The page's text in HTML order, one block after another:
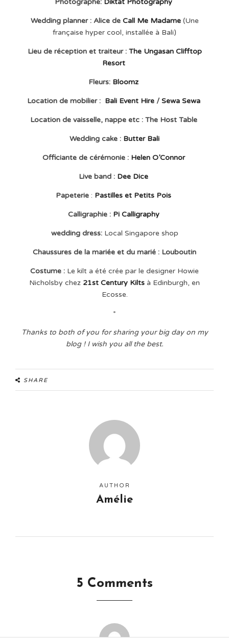
Photographe: Diktat Photography
Wedding planner : Alice de Call Me Madame (Une
française hyper cool, installée à Bali)
Lieu de réception et traiteur : The Ungasan Clifftop
Resort
Fleurs: Bloomz
Location de mobilier : Bali Event Hire/ Sewa Sewa
Location de vaisselle, nappe etc : The Host Table
Wedding cake : Butter Bali
Officiante de cérémonie : Helen O’Connor
Live band : Dee Dice
Papeterie : Pastilles et Petits Pois
Calligraphie : Pi Calligraphy
wedding dress: Local Singapore shop
Chaussures de la mariée et du marié : Louboutin
Costume : Le kilt a été crée par le designer Howie
Nicholsby chez 21st Century Kilts à Edinburgh, en
Ecosse.
*
Thanks to both of you for sharing your big day on my
blog ! I wish you all the best.
SHARE
AUTHOR
Amélie
5 Comments